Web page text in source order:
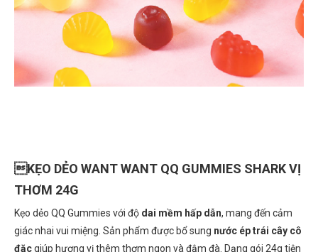
KẸO DẺO WANT WANT QQ GUMMIES SHARK VỊ
THƠM 24G
Kẹo dẻo QQ Gummies với độ dai mềm hấp dẫn, mang đến cảm
giác nhai vui miệng. Sản phẩm được bổ sung nước ép trái cây cô
đặcgiúp hương vị thêm thơm ngon và đậm đà. Dạng gói 24g tiện